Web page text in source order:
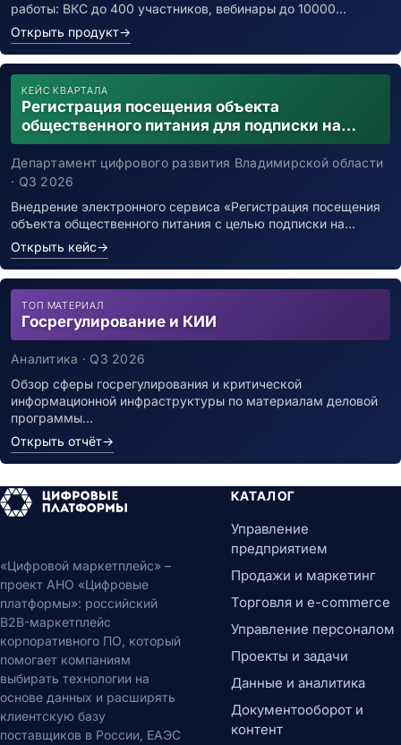
работы: ВКС до 400 участников, вебинары до 10000…
Открыть продукт→
КЕЙС КВАРТАЛА
Регистрация посещения объекта
общественного питания для подписки на
уведомления о возможном контакте с
заболевшим новой коронавирусной
инфекцией
Департамент цифрового развития Владимирской области
· Q3 2026
Внедрение электронного сервиса «Регистрация посещения
объекта общественного питания с целью подписки на…
Открыть кейс→
ТОП МАТЕРИАЛ
Госрегулирование и КИИ
Аналитика · Q3 2026
Обзор сферы госрегулирования и критической
информационной инфраструктуры по материалам деловой
программы…
Открыть отчёт→
«Цифровой маркетплейс» –
проект АНО «Цифровые
платформы»: российский
B2B-маркетплейс
корпоративного ПО, который
помогает компаниям
выбирать технологии на
основе данных и расширять
клиентскую базу
поставщиков в России, ЕАЭС
КАТАЛОГ
Управление
предприятием
Продажи и маркетинг
Торговля и e-commerce
Управление персоналом
Проекты и задачи
Данные и аналитика
Документооборот и
контент